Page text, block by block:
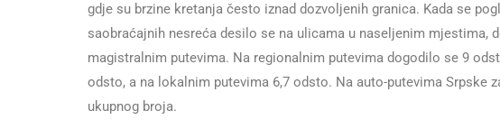
gdje su brzine kretanja često iznad dozvoljenih granica. Kada se
saobraćajnih nesreća desilo se na ulicama u naseljenim mjestima,
magistralnim putevima. Na regionalnim putevima dogodilo se 9
odsto, a na lokalnim putevima 6,7 odsto. Na auto-putevima Srpske
ukupnog broja.